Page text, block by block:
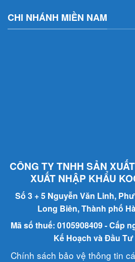
CHI NHÁNH MIỀN NAM
CÔNG TY TNHH SẢN
XUẤT NHẬP KHẨU
Số 3 + 5 Nguyễn Văn Linh,
Long Biên, Thành phố
Mã số thuế: 0105908409 - Cấp
Kế Hoạch và Đầu
Chính sách bảo vệ thông tin